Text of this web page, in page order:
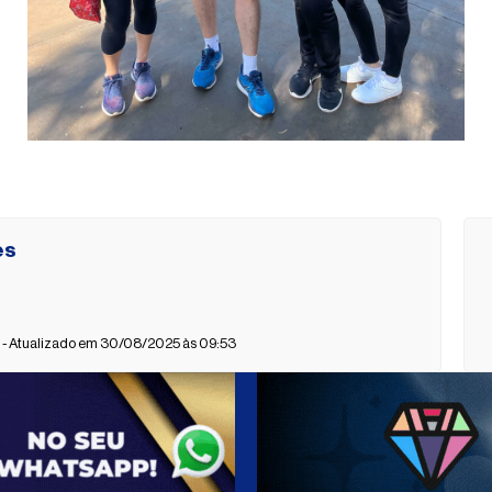
Atualizado em 30/08/2025 às 09:53